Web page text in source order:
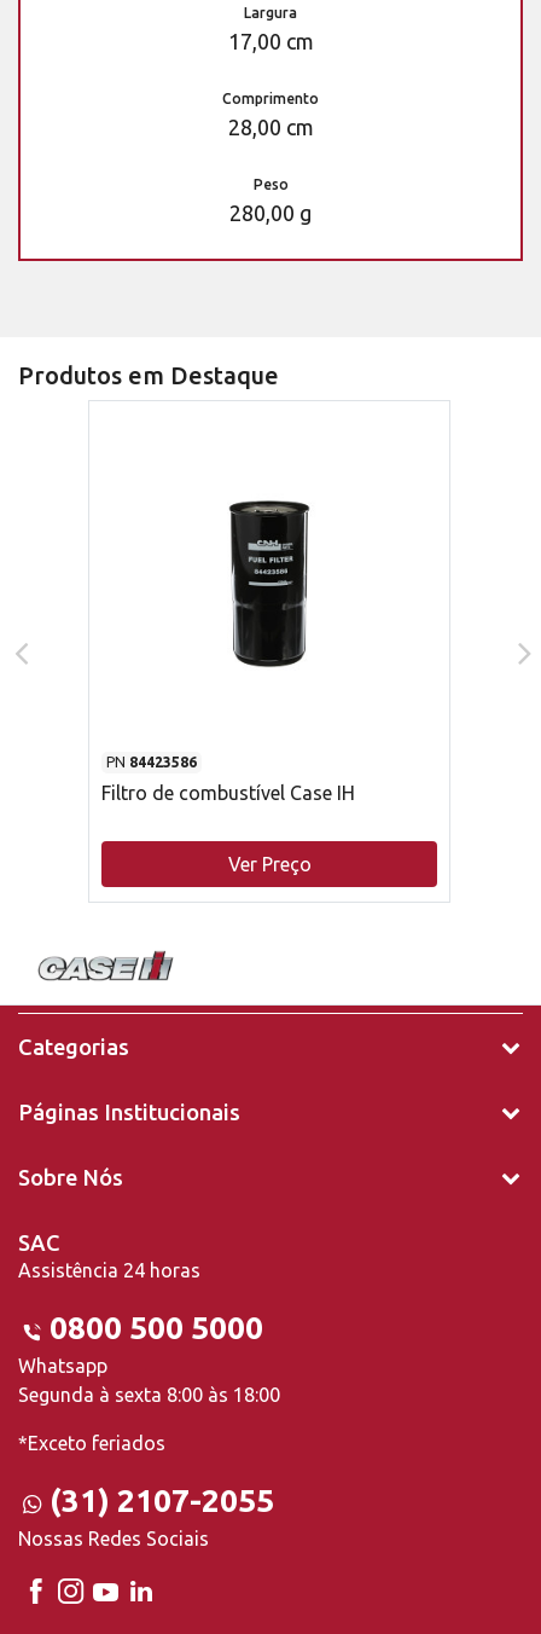
Largura
17,00 cm
Comprimento
28,00 cm
Peso
280,00 g
Produtos em Destaque
PN 84423586
Filtro de combustível Case IH
Ver Preço
Categorias
Páginas Institucionais
Sobre Nós
SAC
Assistência 24 horas
0800 500 5000
Whatsapp
Segunda à sexta 8:00 às 18:00
*Exceto feriados
(31) 2107-2055
Nossas Redes Sociais